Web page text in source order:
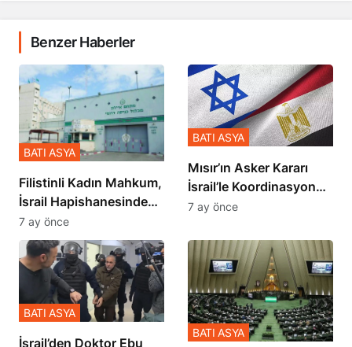
Benzer Haberler
Filistinli Kadın Mahkum,
İsrail Hapishanesindeki
Zulmü Anlattı
BATI ASYA
7 ay önce
Mısır’ın Asker Kararı
İsrail’le Koordinasyon
İçinde Gerçekleşmiş
BATI ASYA
7 ay önce
İsrail’den Doktor Ebu
BATI ASYA
BATI ASYA